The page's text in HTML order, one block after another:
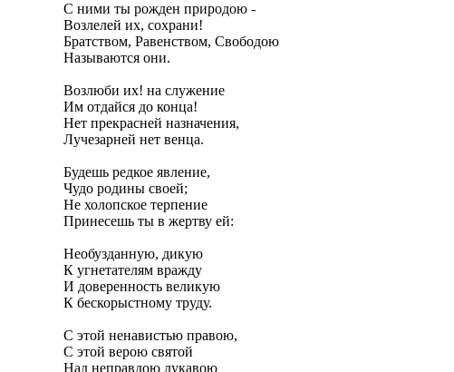
С ними ты рожден природою -
Возлелей их, сохрани!
Братством, Равенством, Свободою
Называются они.
Возлюби их! на служение
Им отдайся до конца!
Нет прекрасней назначения,
Лучезарней нет венца.
Будешь редкое явление,
Чудо родины своей;
Не холопское терпение
Принесешь ты в жертву ей:
Необузданную, дикую
К угнетателям вражду
И доверенность великую
К бескорыстному труду.
С этой ненавистью правою,
С этой верою святой
Над неправдою лукавою